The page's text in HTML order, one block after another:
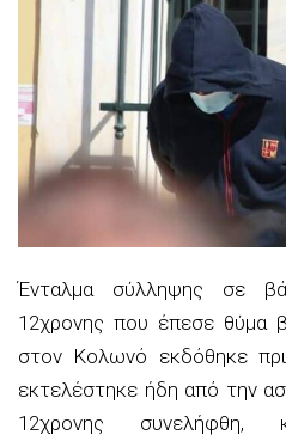
Ένταλμα σύλληψης σε
12χρονης που έπεσε θύμα
στον Κολωνό εκδόθηκε
εκτελέστηκε ήδη από την
12χρονης